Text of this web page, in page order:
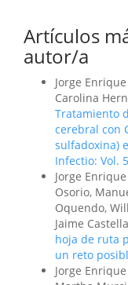
Artículos
autor/a
Jorge
Carolina
Tratamiento
cerebral con
sulfadoxina)
Infectio: Vol.
Jorge
Osorio,
Oquendo,
Jaime
hoja de ruta
un reto
Jorge